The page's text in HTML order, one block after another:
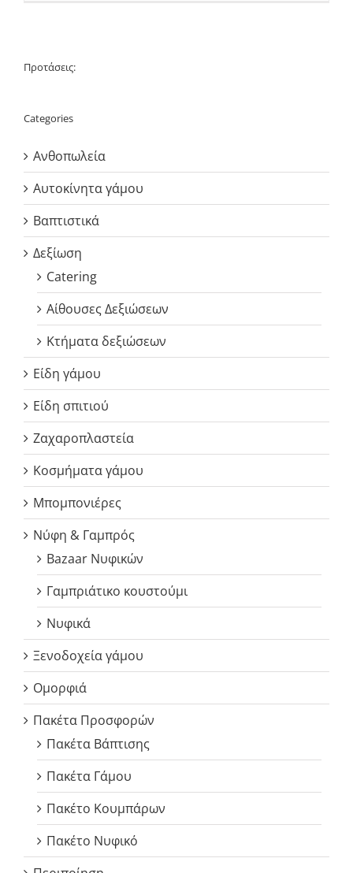
Προτάσεις:
Categories
Ανθοπωλεία
Αυτοκίνητα γάμου
Βαπτιστικά
Δεξίωση
Catering
Αίθουσες Δεξιώσεων
Κτήματα δεξιώσεων
Είδη γάμου
Είδη σπιτιού
Ζαχαροπλαστεία
Κοσμήματα γάμου
Μπομπονιέρες
Νύφη & Γαμπρός
Bazaar Νυφικών
Γαμπριάτικο κουστούμι
Νυφικά
Ξενοδοχεία γάμου
Ομορφιά
Πακέτα Προσφορών
Πακέτα Βάπτισης
Πακέτα Γάμου
Πακέτο Κουμπάρων
Πακέτο Νυφικό